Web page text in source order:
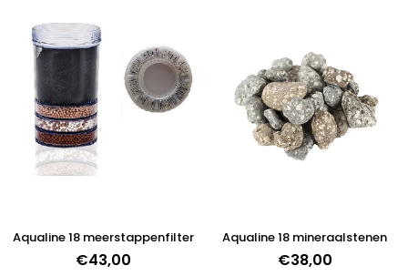
Aqualine 18 meerstappenfilter
€43,00
Aqualine 18 mineraalstenen
Normale
€38,00